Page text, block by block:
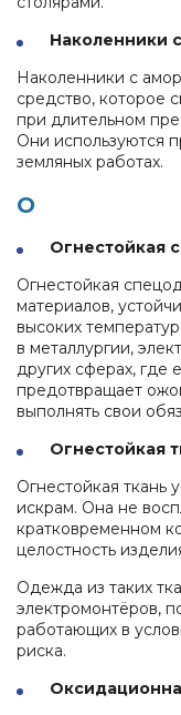
Наколенники
Наколенники с
средство, которое
при длительном
Они используются
земляных работах.
О
Огнестойкая
Огнестойкая
материалов,
высоких
в металлургии,
других сферах, где
предотвращает
выполнять свои
Огнестойкая
Огнестойкая ткань
искрам. Она не
кратковременном
целостность
Одежда из таких
электромонтёров,
работающих в
риска.